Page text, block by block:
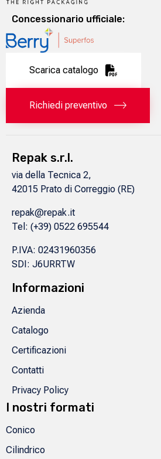
Concessionario ufficiale:
Scarica catalogo
Richiedi preventivo
Repak s.r.l.
via della Tecnica 2,
42015 Prato di Correggio (RE)
repak@repak.it
Tel: (+39) 0522 695544
P.IVA: 02431960356
SDI: J6URRTW
Informazioni
Azienda
Catalogo
Certificazioni
Contatti
Privacy Policy
I nostri formati
Conico
Cilindrico